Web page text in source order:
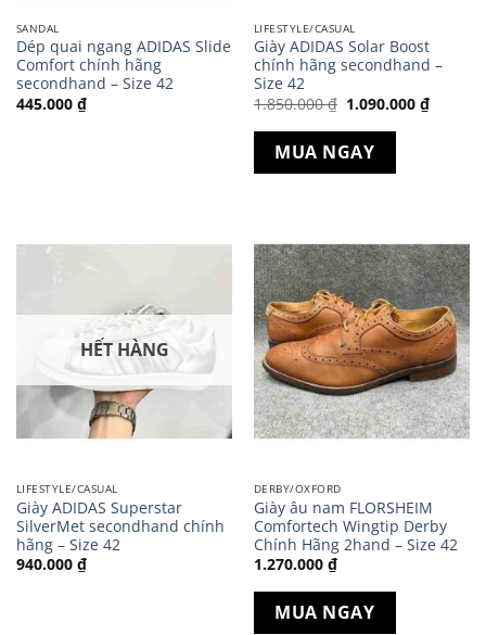
SANDAL
Dép quai ngang ADIDAS Slide
Comfort chính hãng
secondhand – Size 42
445.000 ₫
LIFESTYLE/CASUAL
Giày ADIDAS Solar Boost
chính hãng secondhand –
Size 42
1.850.000₫ Giá
gốc
là:
1.850.000 ₫.
1.090.000 ₫Giá
hiện
MUA NGAY
HẾT HÀNG
LIFESTYLE/CASUAL
Giày ADIDAS Superstar
SilverMet secondhand chính
hãng – Size 42
940.000 ₫
DERBY/OXFORD
Giày âu nam FLORSHEIM
Comfortech Wingtip Derby
Chính Hãng 2hand – Size 42
1.270.000 ₫
MUA NGAY